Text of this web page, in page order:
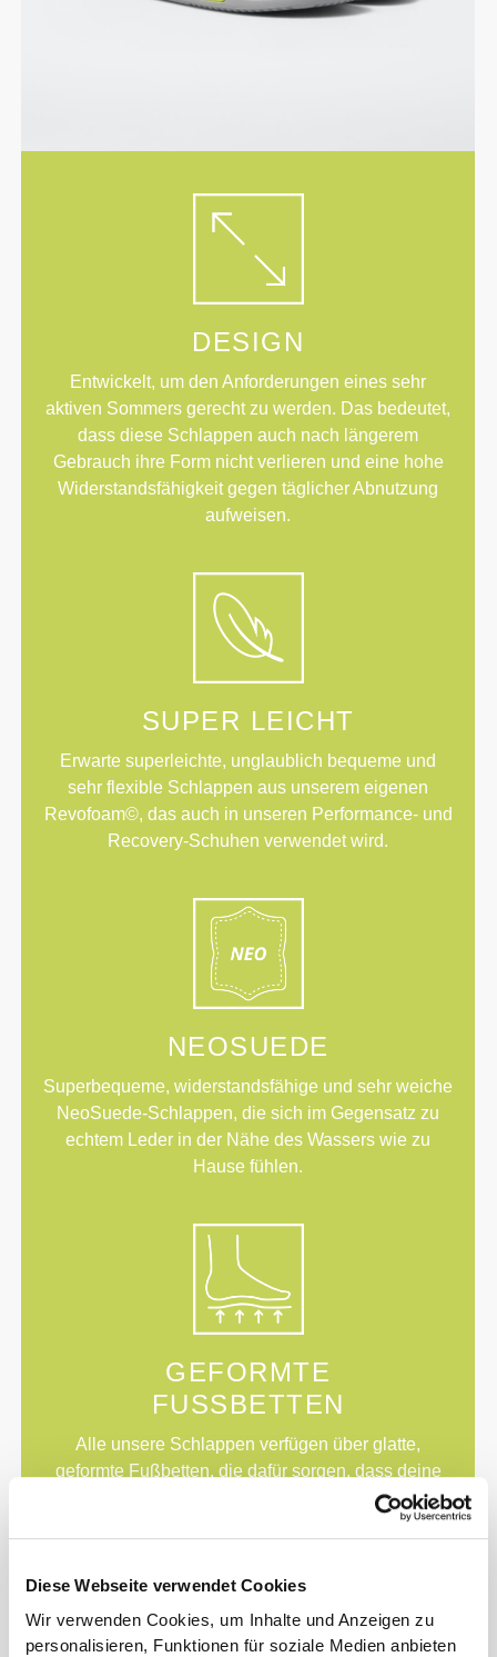
Diese Webseite verwendet Cookies
Wir verwenden Cookies, um Inhalte und Anzeigen zu
personalisieren, Funktionen für soziale Medien anbieten
DESIGN
Entwickelt, um den Anforderungen eines sehr
aktiven Sommers gerecht zu werden. Das bedeutet,
dass diese Schlappen auch nach längerem
Gebrauch ihre Form nicht verlieren und eine hohe
Widerstandsfähigkeit gegen täglicher Abnutzung
aufweisen.
SUPER LEICHT
Erwarte superleichte, unglaublich bequeme und
sehr flexible Schlappen aus unserem eigenen
Revofoam©, das auch in unseren Performance- und
Recovery-Schuhen verwendet wird.
NEOSUEDE
Superbequeme, widerstandsfähige und sehr weiche
NeoSuede-Schlappen, die sich im Gegensatz zu
echtem Leder in der Nähe des Wassers wie zu
Hause fühlen.
GEFORMTE
FUSSBETTEN
Alle unsere Schlappen verfügen über glatte,
geformte Fußbetten, die dafür sorgen, dass deine
Füße an Ort und Stelle bleiben und durch eine
insgesamt wolkenartige Polsterung für mehr